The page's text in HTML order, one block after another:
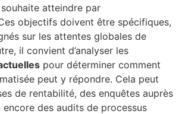
atteindre par
objectifs doivent être spécifiques,
sur les attentes globales de
il convient d’analyser les
pour déterminer comment
peut y répondre. Cela peut
de rentabilité, des enquêtes auprès
des audits de processus